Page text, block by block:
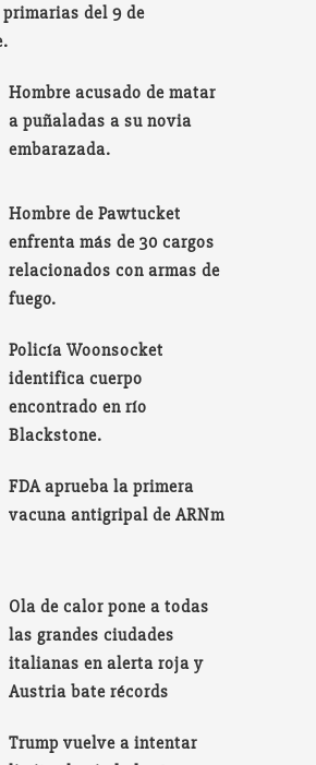
del 9 de
Hombre acusado de matar
a puñaladas a su novia
embarazada.
Hombre de Pawtucket
enfrenta más de 30 cargos
relacionados con armas de
fuego.
Policía Woonsocket
identifica cuerpo
encontrado en río
Blackstone.
FDA aprueba la primera
vacuna antigripal de ARNm
Ola de calor pone a todas
las grandes ciudades
italianas en alerta roja y
Austria bate récords
Trump vuelve a intentar